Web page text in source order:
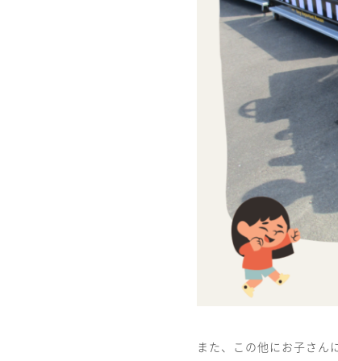
また、この他にお子さん